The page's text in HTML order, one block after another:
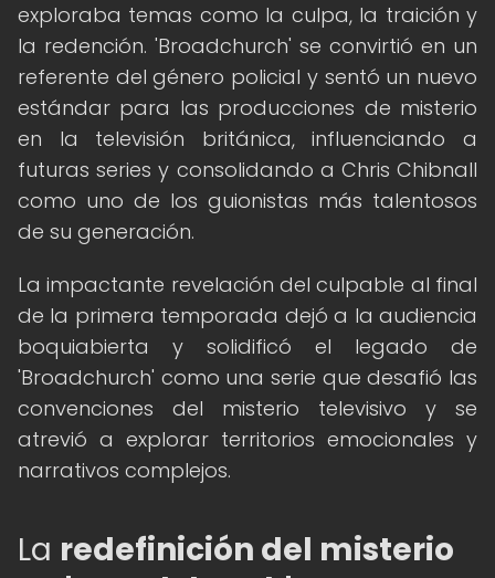
exploraba temas como la culpa, la traición y
la redención. 'Broadchurch' se convirtió en un
referente del género policial y sentó un nuevo
estándar para las producciones de misterio
en la televisión británica, influenciando a
futuras series y consolidando a Chris Chibnall
como uno de los guionistas más talentosos
de su generación.
La impactante revelación del culpable al final
de la primera temporada dejó a la audiencia
boquiabierta y solidificó el legado de
'Broadchurch' como una serie que desafió las
convenciones del misterio televisivo y se
atrevió a explorar territorios emocionales y
narrativos complejos.
La redefinición del misterio